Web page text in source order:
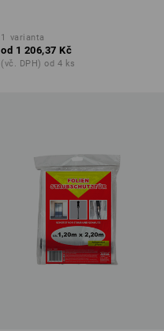
1 varianta
od 1 206,37 Kč
(vč. DPH) od 4 ks